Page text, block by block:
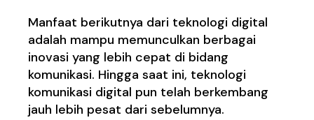
Manfaat berikutnya dari teknologi digital
adalah mampu memunculkan berbagai
inovasi yang lebih cepat di bidang
komunikasi. Hingga saat ini, teknologi
komunikasi digital pun telah berkembang
jauh lebih pesat dari sebelumnya.